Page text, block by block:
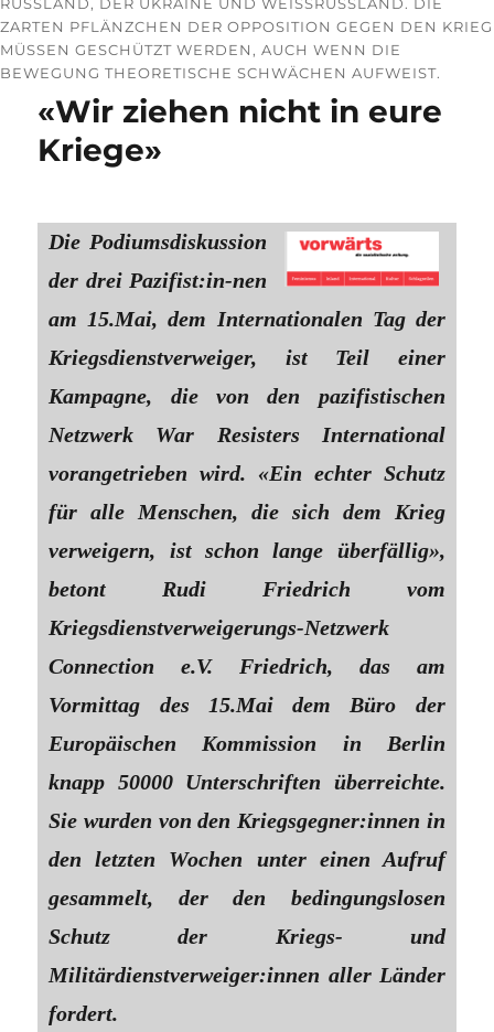
ZARTEN PFLÄNZCHEN DER OPPOSITION GEGEN DEN KRIEG
MÜSSEN GESCHÜTZT WERDEN, AUCH WENN DIE
BEWEGUNG THEORETISCHE SCHWÄCHEN AUFWEIST.
«Wir ziehen nicht in eure
Kriege»
Die Podiumsdiskussion
der drei Pazi­fist:in-n­­­­­­­­­­en
am 15.Mai, dem Internationalen Tag der
Kriegsdienstverweiger, ist Teil einer
Kampagne, die von den pazifistischen
Netzwerk War Resisters International
vorangetrieben wird. «Ein echter Schutz
für alle Menschen, die sich dem Krieg
verweigern, ist schon lange überfällig»,
betont Rudi Friedrich vom
Kriegsdienstverweigerungs-Netzwerk
Connection e.V. Friedrich, das am
Vormittag des 15.Mai dem Büro der
Europäischen Kommission in Berlin
knapp 50000 Unterschriften überreichte.
Sie wurden von den Kriegsgegner:innen in
den letzten Wochen unter einen Aufruf
gesammelt, der den bedingungslosen
Schutz der Kriegs- und
Militärdienstverweiger:innen aller Länder
fordert.